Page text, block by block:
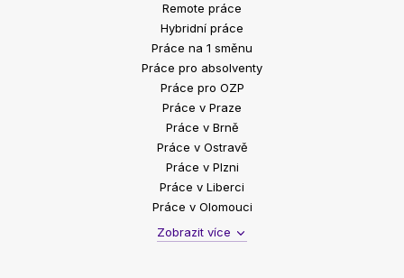
Remote práce
Hybridní práce
Práce na 1 směnu
Práce pro absolventy
Práce pro OZP
Práce v Praze
Práce v Brně
Práce v Ostravě
Práce v Plzni
Práce v Liberci
Práce v Olomouci
Zobrazit více